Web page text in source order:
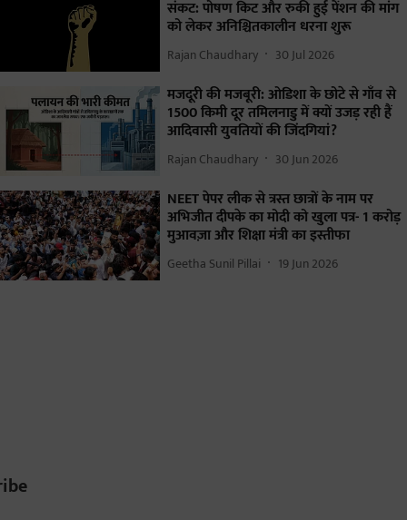
संकट: पोषण किट और रुकी हुई पेंशन की मांग
को लेकर अनिश्चितकालीन धरना शुरू
Rajan Chaudhary 30 Jul 2026
मजदूरी की मजबूरी: ओडिशा के छोटे से गाँव से
1500 किमी दूर तमिलनाडु में क्यों उजड़ रही हैं
आदिवासी युवतियों की जिंदगियां?
Rajan Chaudhary 30 Jun 2026
NEET पेपर लीक से त्रस्त छात्रों के नाम पर
अभिजीत दीपके का मोदी को खुला पत्र- 1 करोड़
मुआवज़ा और शिक्षा मंत्री का इस्तीफा
Geetha Sunil Pillai 19 Jun 2026